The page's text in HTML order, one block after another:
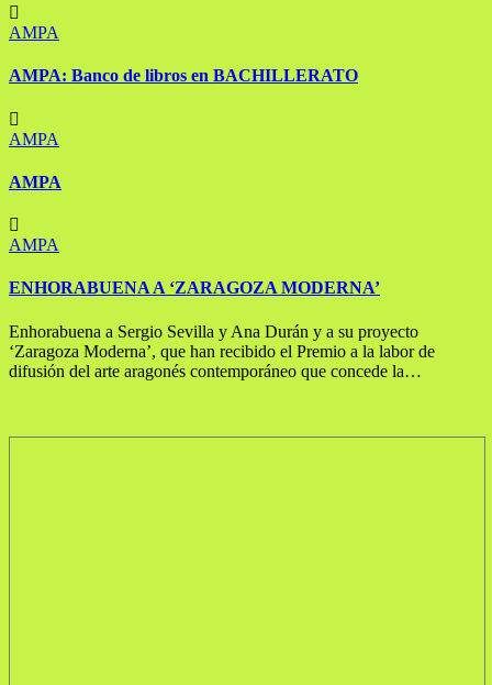
AMPA
AMPA: Banco de libros en BACHILLERATO
AMPA
AMPA
AMPA
ENHORABUENA A ‘ZARAGOZA MODERNA’
Enhorabuena a Sergio Sevilla y Ana Durán y a su proyecto
‘Zaragoza Moderna’, que han recibido el Premio a la labor de
difusión del arte aragonés contemporáneo que concede la…